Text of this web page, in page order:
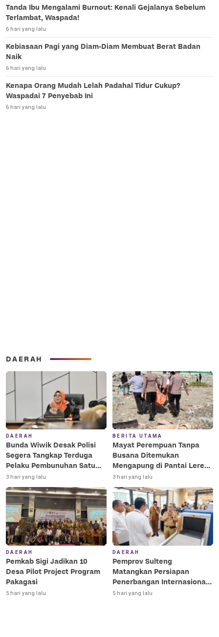
Tanda Ibu Mengalami Burnout: Kenali Gejalanya Sebelum
Terlambat, Waspada!
6 hari yang lalu
Kebiasaan Pagi yang Diam-Diam Membuat Berat Badan
Naik
6 hari yang lalu
Kenapa Orang Mudah Lelah Padahal Tidur Cukup?
Waspadai 7 Penyebab Ini
6 hari yang lalu
DAERAH
DAERAH
Bunda Wiwik Desak Polisi
Segera Tangkap Terduga
Pelaku Pembunuhan Satu
Keluarga di Duyu
3 hari yang lalu
BERITA UTAMA
Mayat Perempuan Tanpa
Busana Ditemukan
Mengapung di Pantai Lere
Palu, Kondisi Terurai
3 hari yang lalu
DAERAH
Pemkab Sigi Jadikan 10
Desa Pilot Project Program
Pakagasi
5 hari yang lalu
DAERAH
Pemprov Sulteng
Matangkan Persiapan
Penerbangan Internasional
Perdana Palu–Guangzhou
5 hari yang lalu